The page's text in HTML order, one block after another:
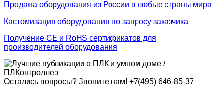
Продажа оборудования из России в любые страны мира
Кастомизация оборудования по запросу заказчика
Получение CE и RoHS сертификатов для
производителей оборудования
Остались вопросы? Звоните нам! +7(495) 646-85-37